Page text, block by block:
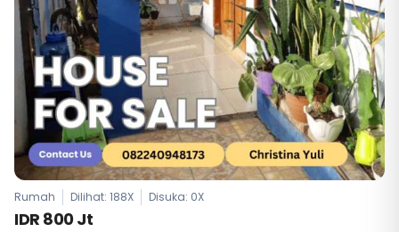
Rumah Dilihat: 188X Disuka: 0X
IDR 800 Jt